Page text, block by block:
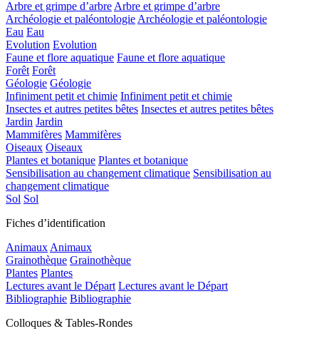
Arbre et grimpe d’arbre Arbre et grimpe d’arbre
Archéologie et paléontologie Archéologie et paléontologie
Eau Eau
Evolution Evolution
Faune et flore aquatique Faune et flore aquatique
Forêt Forêt
Géologie Géologie
Infiniment petit et chimie Infiniment petit et chimie
Insectes et autres petites bêtes Insectes et autres petites bêtes
Jardin Jardin
Mammifères Mammifères
Oiseaux Oiseaux
Plantes et botanique Plantes et botanique
Sensibilisation au changement climatique Sensibilisation au
changement climatique
Sol Sol
Fiches d’identification
Animaux Animaux
Grainothèque Grainothèque
Plantes Plantes
Lectures avant le Départ Lectures avant le Départ
Bibliographie Bibliographie
Colloques & Tables-Rondes